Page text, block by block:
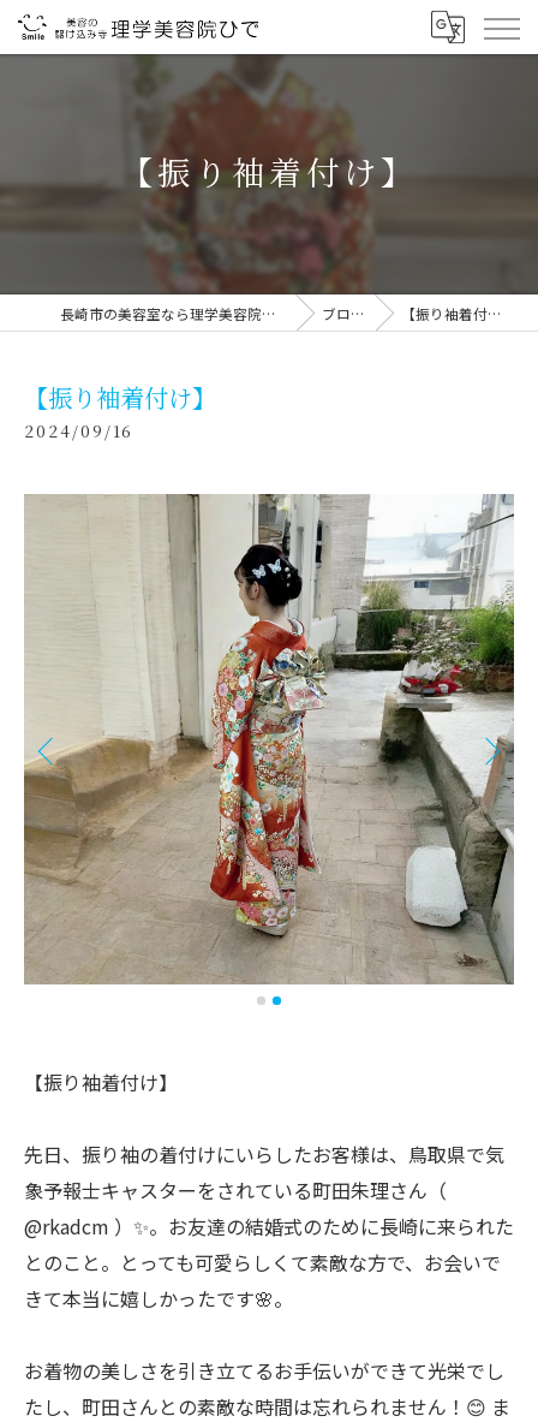
【振り袖着付け】
長崎市の美容室なら理学美容院ひで ブログ 【振り袖着付け】
【振り袖着付け】
2024/09/16
【振り袖着付け】
先日、振り袖の着付けにいらしたお客様は、鳥取県で気
象予報士キャスターをされている町田朱理さん（
@rkadcm ）✨。お友達の結婚式のために長崎に来られた
とのこと。とっても可愛らしくて素敵な方で、お会いで
きて本当に嬉しかったです🌸。
お着物の美しさを引き立てるお手伝いができて光栄でし
たし、町田さんとの素敵な時間は忘れられません！😊 ま